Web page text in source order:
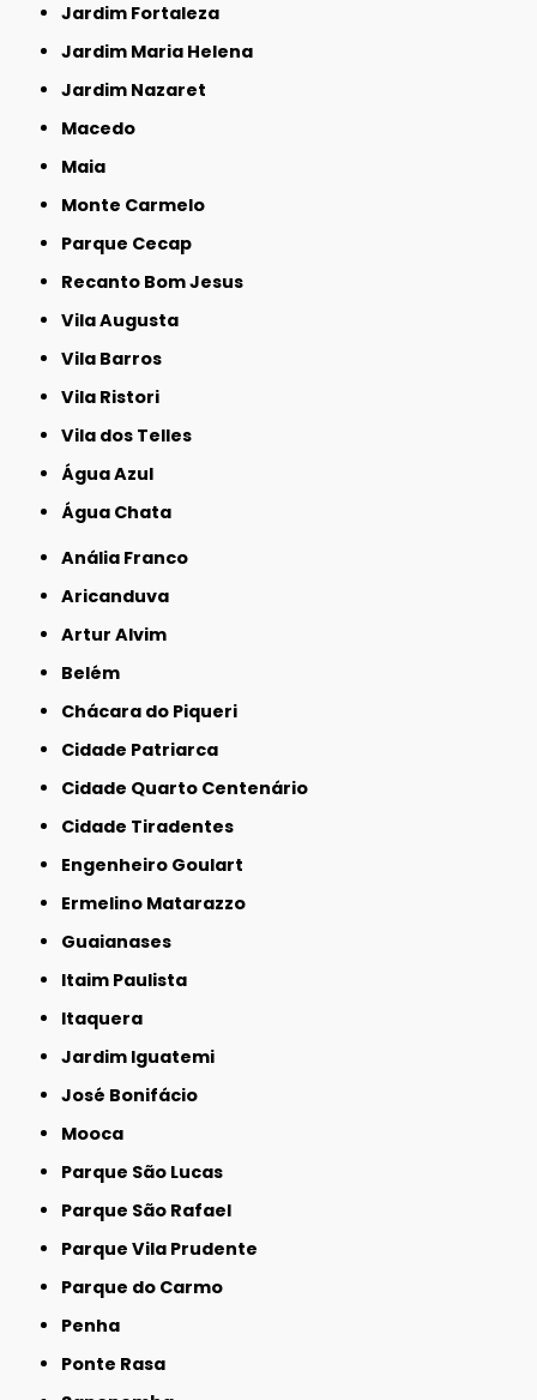
Jardim Fortaleza
Jardim Maria Helena
Jardim Nazaret
Macedo
Maia
Monte Carmelo
Parque Cecap
Recanto Bom Jesus
Vila Augusta
Vila Barros
Vila Ristori
Vila dos Telles
Água Azul
Água Chata
Anália Franco
Aricanduva
Artur Alvim
Belém
Chácara do Piqueri
Cidade Patriarca
Cidade Quarto Centenário
Cidade Tiradentes
Engenheiro Goulart
Ermelino Matarazzo
Guaianases
Itaim Paulista
Itaquera
Jardim Iguatemi
José Bonifácio
Mooca
Parque São Lucas
Parque São Rafael
Parque Vila Prudente
Parque do Carmo
Penha
Ponte Rasa